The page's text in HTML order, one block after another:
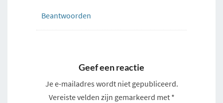
Beantwoorden
Geef een reactie
Je e-mailadres wordt niet gepubliceerd.
Vereiste velden zijn gemarkeerd met *